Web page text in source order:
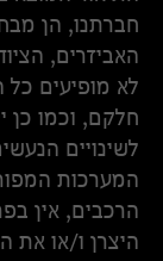
חברתנו, הן
האביזרים,
לא מופיעים
חלקם, וכמו כן
לשינויים
המערכות
הרכבים, אין
היצרן ו/או את